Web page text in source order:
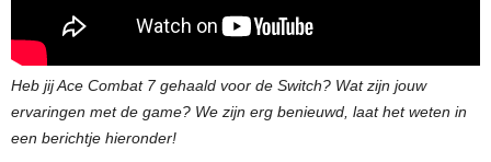
Heb jij Ace Combat 7 gehaald voor de Switch? Wat zijn jouw
ervaringen met de game? We zijn erg benieuwd, laat het weten in
een berichtje hieronder!